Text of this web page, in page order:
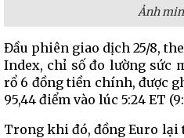
Ảnh
Đầu phiên giao dịch 25/8,
Index, chỉ số đo lường sức
rổ 6 đồng tiền chính, được
95,44 điểm vào lúc 5:24 ET
Trong khi đó, đồng Euro lại